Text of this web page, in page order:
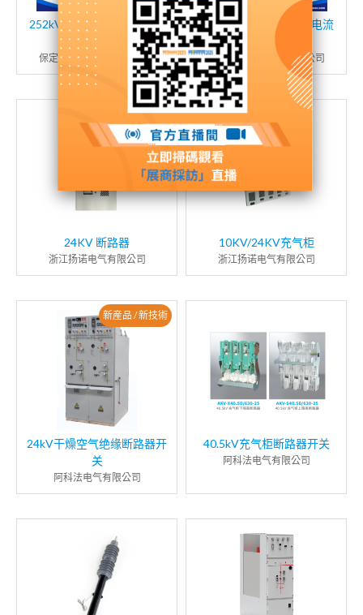
252kV干式电容型变压器套
管
保定和为电力科技有限公司
110kV干式复合电容型电流
保定和为电力科技有限公司
24KV 断路器
浙江扬诺电气有限公司
10KV/24KV充气柜
浙江扬诺电气有限公司
新産品 / 新技術
24kV干燥空气绝缘断路器开
关
阿科法电气有限公司
40.5kV充气柜断路器开关
阿科法电气有限公司